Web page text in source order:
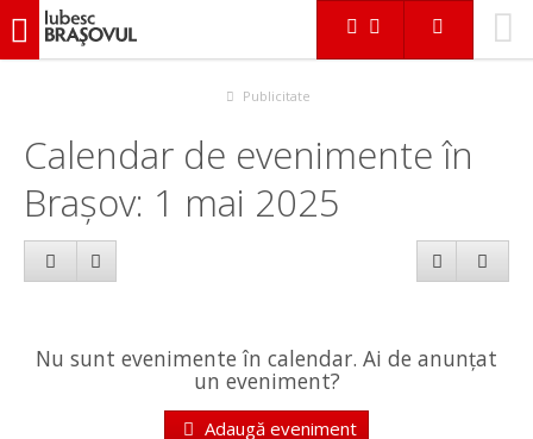
iubescbraşovul.ro
Publicitate
Calendar de evenimente în
Brașov: 1 mai 2025
Nu sunt evenimente în calendar. Ai de anunțat
un eveniment?
Adaugă eveniment